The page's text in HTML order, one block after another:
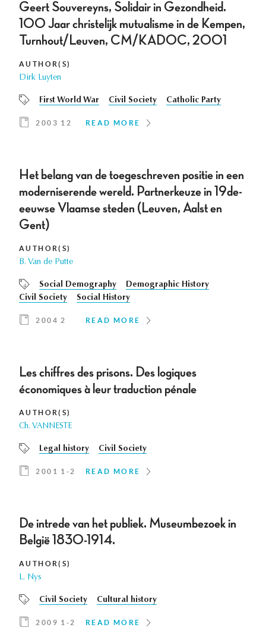
Geert Souvereyns, Solidair in Gezondheid.
100 Jaar christelijk mutualisme in de Kempen,
Turnhout/Leuven, CM/KADOC, 2001
AUTHOR(S)
Dirk Luyten
First World War Civil Society Catholic Party
2003 12 READ MORE
Het belang van de toegeschreven positie in een
moderniserende wereld. Partnerkeuze in 19de-
eeuwse Vlaamse steden (Leuven, Aalst en
Gent)
AUTHOR(S)
B. Van de Putte
Social Demography
Demographic History
Civil Society
Social History
2004 2 READ MORE
Les chiffres des prisons. Des logiques
économiques à leur traduction pénale
AUTHOR(S)
Ch. VANNESTE
Legal history Civil Society
2001 1-2 READ MORE
De intrede van het publiek. Museumbezoek in
België 1830-1914.
AUTHOR(S)
L. Nys
Civil Society Cultural history
2009 1-2 READ MORE